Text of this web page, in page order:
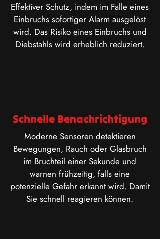
Effektiver Schutz, indem im Falle eines
Einbruchs sofortiger Alarm ausgelöst
wird. Das Risiko eines Einbruchs und
Diebstahls wird erheblich reduziert.
Schnelle Benachrichtigung
​Moderne Sensoren detektieren
Bewegungen, Rauch oder Glasbruch
im Bruchteil einer Sekunde und
warnen frühzeitig, falls eine
potenzielle Gefahr erkannt wird. Damit
Sie schnell reagieren können.